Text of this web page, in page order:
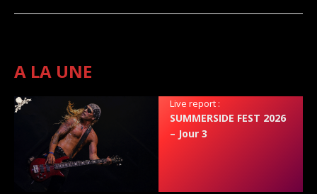
A LA UNE
Live report :
SUMMERSIDE FEST 2026
– Jour 3